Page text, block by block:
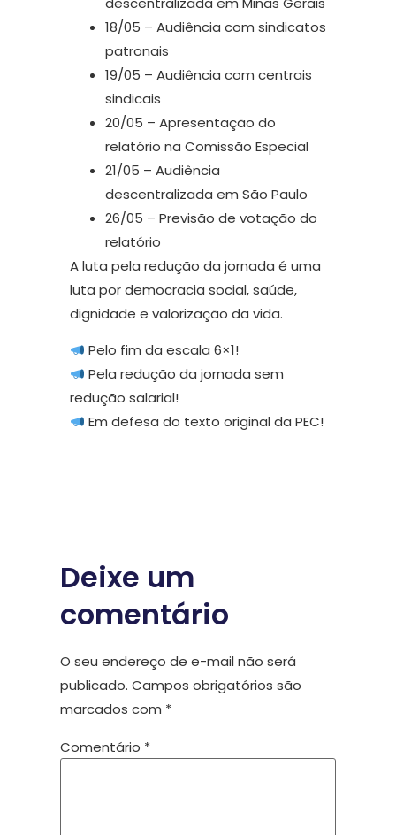
18/05 – Audiência com sindicatos
patronais
19/05 – Audiência com centrais
sindicais
20/05 – Apresentação do
relatório na Comissão Especial
21/05 – Audiência
descentralizada em São Paulo
26/05 – Previsão de votação do
relatório
A luta pela redução da jornada é uma
luta por democracia social, saúde,
dignidade e valorização da vida.
Pelo fim da escala 6×1!
Pela redução da jornada sem
redução salarial!
Em defesa do texto original da PEC!
Deixe um
comentário
O seu endereço de e-mail não será
publicado. Campos obrigatórios são
marcados com *
Comentário *